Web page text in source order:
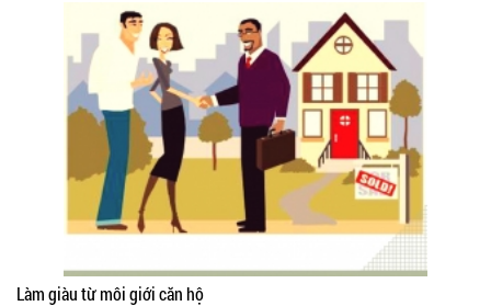
Làm giàu từ môi giới căn hộ